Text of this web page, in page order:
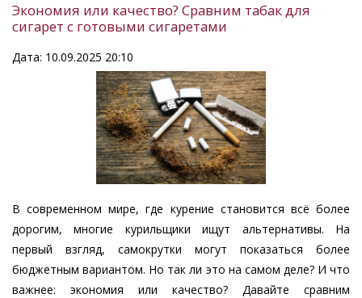
Экономия или качество? Сравним табак для
сигарет с готовыми сигаретами
Дата: 10.09.2025 20:10
В современном мире, где курение становится всё более
дорогим, многие курильщики ищут альтернативы. На
первый взгляд, самокрутки могут показаться более
бюджетным вариантом. Но так ли это на самом деле? И что
важнее: экономия или качество? Давайте сравним